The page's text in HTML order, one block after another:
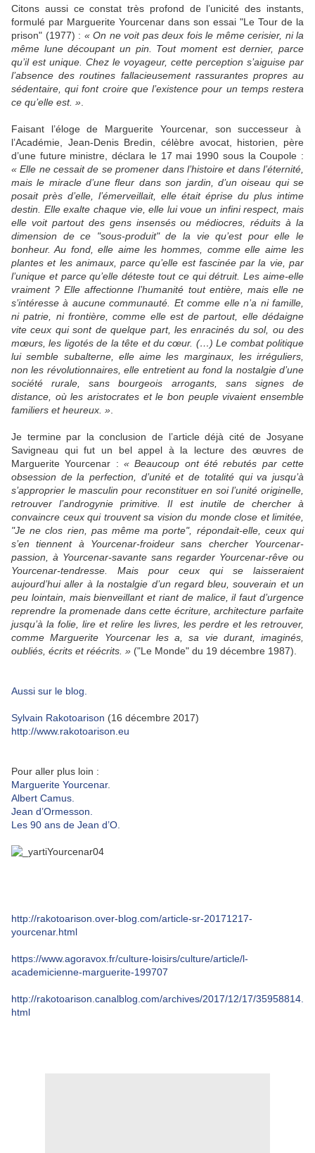
Citons aussi ce constat très profond de l’unicité des instants,
formulé par Marguerite Yourcenar dans son essai "Le Tour de la
prison" (1977) : « On ne voit pas deux fois le même cerisier, ni la
même lune découpant un pin. Tout moment est dernier, parce
qu’il est unique. Chez le voyageur, cette perception s’aiguise par
l’absence des routines fallacieusement rassurantes propres au
sédentaire, qui font croire que l’existence pour un temps restera
ce qu’elle est. »
Faisant l’éloge de Marguerite Yourcenar, son successeur à
l’Académie, Jean-Denis Bredin, célèbre avocat, historien, père
d’une future ministre, déclara le 17 mai 1990 sous la Coupole :
« Elle ne cessait de se promener dans l’histoire et dans l’éternité,
mais le miracle d’une fleur dans son jardin, d’un oiseau qui se
posait près d’elle, l’émerveillait, elle était éprise du plus intime
destin. Elle exalte chaque vie, elle lui voue un infini respect, mais
elle voit partout des gens insensés ou médiocres, réduits à la
dimension de ce "sous-produit" de la vie qu’est pour elle le
bonheur. Au fond, elle aime les hommes, comme elle aime les
plantes et les animaux, parce qu’elle est fascinée par la vie, par
l’unique et parce qu’elle déteste tout ce qui détruit. Les aime-elle
vraiment ? Elle affectionne l’humanité tout entière, mais elle ne
s’intéresse à aucune communauté. Et comme elle n’a ni famille,
ni patrie, ni frontière, comme elle est de partout, elle dédaigne
vite ceux qui sont de quelque part, les enracinés du sol, ou des
mœurs, les ligotés de la tête et du cœur. (…) Le combat politique
lui semble subalterne, elle aime les marginaux, les irréguliers,
non les révolutionnaires, elle entretient au fond la nostalgie d’une
société rurale, sans bourgeois arrogants, sans signes de
distance, où les aristocrates et le bon peuple vivaient ensemble
familiers et heureux. »
Je termine par la conclusion de l’article déjà cité de Josyane
Savigneau qui fut un bel appel à la lecture des œuvres de
Marguerite Yourcenar : « Beaucoup ont été rebutés par cette
obsession de la perfection, d’unité et de totalité qui va jusqu’à
s’approprier le masculin pour reconstituer en soi l’unité originelle,
retrouver l’androgynie primitive. Il est inutile de chercher à
convaincre ceux qui trouvent sa vision du monde close et limitée,
"Je ne clos rien, pas même ma porte", répondait-elle, ceux qui
s’en tiennent à Yourcenar-froideur sans chercher Yourcenar-
passion, à Yourcenar-savante sans regarder Yourcenar-rêve ou
Yourcenar-tendresse. Mais pour ceux qui se laisseraient
aujourd’hui aller à la nostalgie d’un regard bleu, souverain et un
peu lointain, mais bienveillant et riant de malice, il faut d’urgence
reprendre la promenade dans cette écriture, architecture parfaite
jusqu’à la folie, lire et relire les livres, les perdre et les retrouver,
comme Marguerite Yourcenar les a, sa vie durant, imaginés,
oubliés, écrits et réécrits. » ("Le Monde" du 19 décembre 1987).
Aussi sur le blog.
Sylvain Rakotoarison (16 décembre 2017)
http://www.rakotoarison.eu
Pour aller plus loin :
Marguerite Yourcenar.
Albert Camus.
Jean d’Ormesson.
Les 90 ans de Jean d’O.
http://rakotoarison.over-blog.com/article-sr-20171217-
yourcenar.html
https://www.agoravox.fr/culture-loisirs/culture/article/l-
academicienne-marguerite-199707
http://rakotoarison.canalblog.com/archives/2017/12/17/35958814.
html